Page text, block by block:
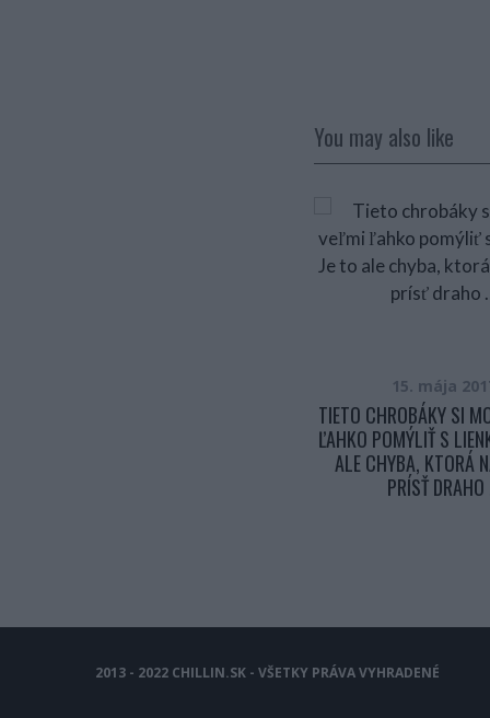
You may also like
15. mája
TIETO CHROBÁKY SI
ĽAHKO POMÝLIŤ S
ALE CHYBA, KTORÁ
PRÍSŤ
2013 - 2022 CHILLIN.SK - VŠETKY PRÁVA VYHRADENÉ